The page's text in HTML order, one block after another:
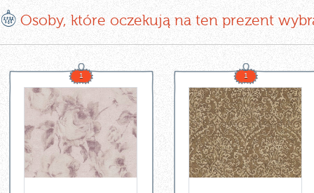
E Osoby, które oczekują na ten prezent
1 1